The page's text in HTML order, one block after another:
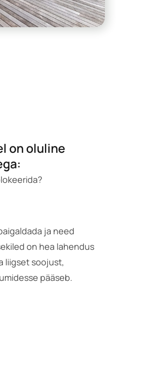
on oluline
ja need
on hea lahendus
liigset soojust,
pääseb.